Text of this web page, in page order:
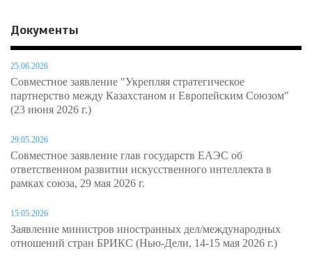
Документы
25.06.2026
Совместное заявление "Укрепляя стратегическое
партнерство между Казахстаном и Европейским Союзом"
(23 июня 2026 г.)
29.05.2026
Совместное заявление глав государств ЕАЭС об
ответственном развитии искусственного интеллекта в
рамках союза, 29 мая 2026 г.
15.05.2026
Заявление министров иностранных дел/международных
отношений стран БРИКС (Нью-Дели, 14-15 мая 2026 г.)